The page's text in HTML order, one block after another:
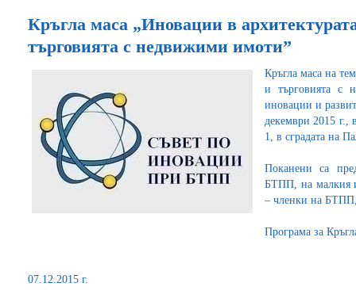
Кръгла маса „Иновации в
търговията с недвижими имоти”
Кръгла маса на
и търговията с
иновации и
декември 2015 г.,
1, в сградата на
Поканени са
БТПП, на малкия
– членки на БТПП,
Програма за
07.12.2015 г.